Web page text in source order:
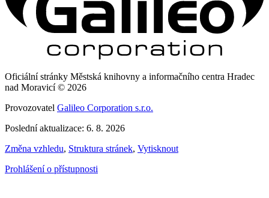
Oficiální stránky Městská knihovny a informačního centra Hradec
nad Moravicí © 2026
Provozovatel Galileo Corporation s.r.o.
Poslední aktualizace: 6. 8. 2026
Změna vzhledu, Struktura stránek, Vytisknout
Prohlášení o přístupnosti